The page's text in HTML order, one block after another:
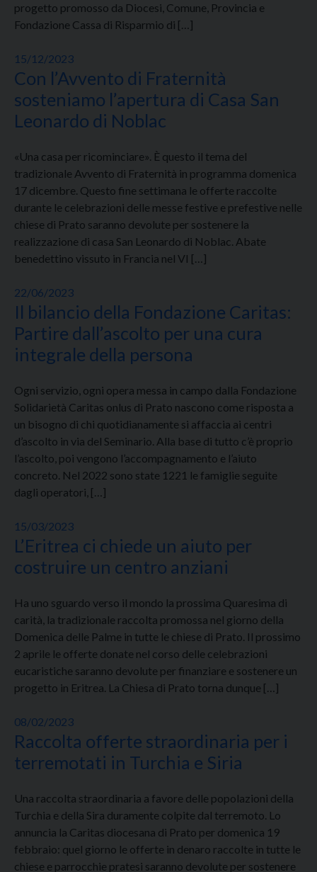
progetto promosso da Diocesi, Comune, Provincia e
Fondazione Cassa di Risparmio di […]
15/12/2023
Con l’Avvento di Fraternità
sosteniamo l’apertura di Casa San
Leonardo di Noblac
«Una casa per ricominciare». È questo il tema del
tradizionale Avvento di Fraternità in programma domenica
17 dicembre. Questo fine settimana le offerte raccolte
durante le celebrazioni delle messe festive e prefestive nelle
chiese di Prato saranno devolute per sostenere la
realizzazione di casa San Leonardo di Noblac. Abate
benedettino vissuto in Francia nel VI […]
22/06/2023
Il bilancio della Fondazione Caritas:
Partire dall’ascolto per una cura
integrale della persona
Ogni servizio, ogni opera messa in campo dalla Fondazione
Solidarietà Caritas onlus di Prato nascono come risposta a
un bisogno di chi quotidianamente si affaccia ai centri
d’ascolto in via del Seminario. Alla base di tutto c’è proprio
l’ascolto, poi vengono l’accompagnamento e l’aiuto
concreto. Nel 2022 sono state 1221 le famiglie seguite
dagli operatori, […]
15/03/2023
L’Eritrea ci chiede un aiuto per
costruire un centro anziani
Ha uno sguardo verso il mondo la prossima Quaresima di
carità, la tradizionale raccolta promossa nel giorno della
Domenica delle Palme in tutte le chiese di Prato. Il prossimo
2 aprile le offerte donate nel corso delle celebrazioni
eucaristiche saranno devolute per finanziare e sostenere un
progetto in Eritrea. La Chiesa di Prato torna dunque […]
08/02/2023
Raccolta offerte straordinaria per i
terremotati in Turchia e Siria
Una raccolta straordinaria a favore delle popolazioni della
Turchia e della Sira duramente colpite dal terremoto. Lo
annuncia la Caritas diocesana di Prato per domenica 19
febbraio: quel giorno le offerte in denaro raccolte in tutte le
chiese e parrocchie pratesi saranno devolute per sostenere